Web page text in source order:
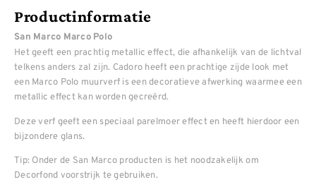
Productinformatie
San Marco Marco Polo
Het geeft een prachtig metallic effect, die afhankelijk van de lichtval
telkens anders zal zijn. Cadoro heeft een prachtige zijde look met
een Marco Polo muurverf is een decoratieve afwerking waarmee een
metallic effect kan worden gecreërd.
Deze verf geeft een speciaal parelmoer effect en heeft hierdoor een
bijzondere glans.
Tip: Onder de San Marco producten is het noodzakelijk om
Decorfond voorstrijk te gebruiken.